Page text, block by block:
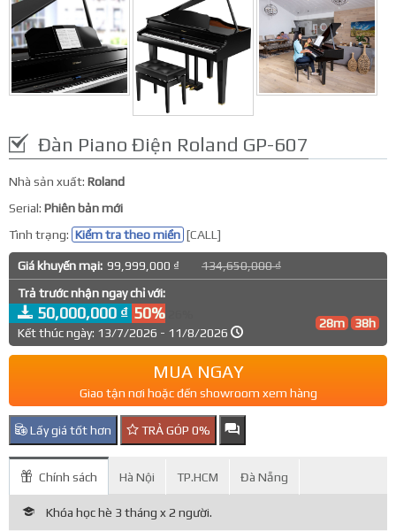
Đàn Piano Điện Roland GP-607
Nhà sản xuất: Roland
Serial: Phiên bản mới
Tình trạng: Kiểm tra theo miền [CALL]
28m 38h
Giá khuyến mại: 99,999,000 ₫
134,650,000 ₫
Trả trước nhận ngay chỉ với:
50,000,000 ₫ 50%
Kết thúc ngày: 13/7/2026 - 11/8/2026
MUA NGAY
Giao tận nơi hoặc đến showroom xem hàng
Lấy giá tốt hơn TRẢ GÓP 0%
Chính sách Hà Nội TP.HCM Đà Nẵng
Khóa học hè 3 tháng x 2 người.